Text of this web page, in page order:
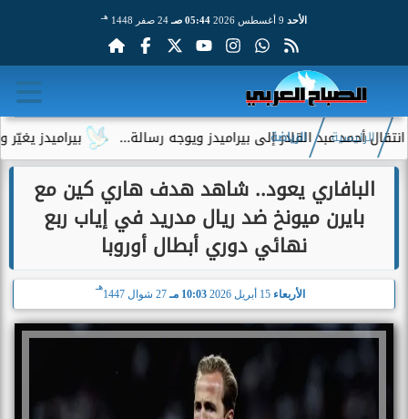
الأحد 05:44 صـ 24 صفر 1448 هـ
بيراميدز يغيّر عبد القادر إلى بيراميدز ويوجه رسالة...
الرئيسية الرياضة
البافاري يعود.. شاهد هدف هاري كين مع
بايرن ميونخ ضد ريال مدريد في إياب ربع
نهائي دوري أبطال أوروبا
الأربعاء 10:03 مـ 27 شوال 1447
هـ